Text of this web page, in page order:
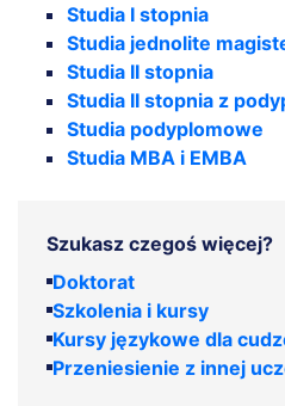
Studia I stopnia
Studia jednolite
Studia II stopnia
Studia II stopnia z
Studia podyplomowe
Studia MBA i EMBA
Szukasz czegoś więcej?
Doktorat
Szkolenia i kursy
Kursy językowe dla
Przeniesienie z innej